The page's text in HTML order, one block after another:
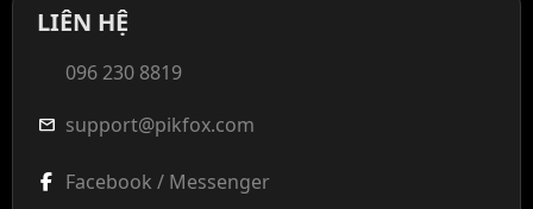
LIÊN HỆ
096 230 8819
mail support@pikfox.com
Facebook / Messenger